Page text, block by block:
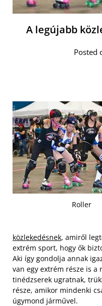
A legújabb
Posted
Roller
közlekedésnek, amiről
extrém sport, hogy ők
Aki így gondolja annak
van egy extrém része is a
tinédzserek ugratnak,
része, amikor mindenki
úgymond járművel.